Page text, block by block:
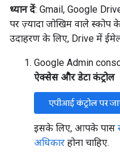
ध्यान दें: Gmail, Google
पर ज़्यादा जोखिम वाले स्कोप
उदाहरण के लिए, Drive में
Google Admin
ऐक्सेस और डेटा कंट्रोल
एपीआई कंट्रोल पर
इसके लिए, आपके पास
अधिकार होना चाहिए.